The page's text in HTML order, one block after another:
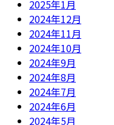
2025年1月
2024年12月
2024年11月
2024年10月
2024年9月
2024年8月
2024年7月
2024年6月
2024年5月